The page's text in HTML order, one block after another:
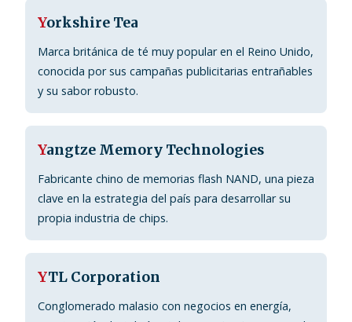
Yorkshire Tea
Marca británica de té muy popular en el Reino Unido,
conocida por sus campañas publicitarias entrañables
y su sabor robusto.
Yangtze Memory Technologies
Fabricante chino de memorias flash NAND, una pieza
clave en la estrategia del país para desarrollar su
propia industria de chips.
YTL Corporation
Conglomerado malasio con negocios en energía,